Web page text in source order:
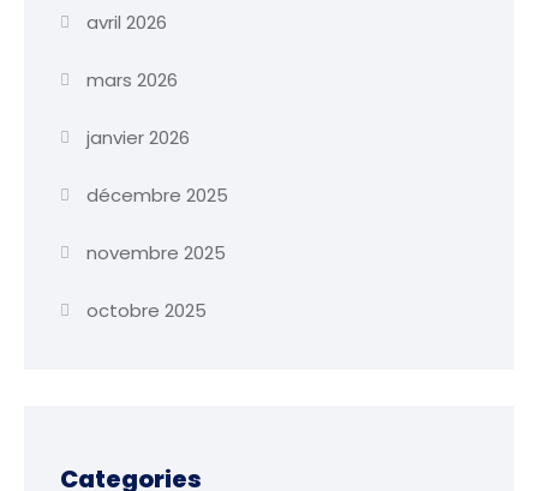
avril 2026
mars 2026
janvier 2026
décembre 2025
novembre 2025
octobre 2025
Categories